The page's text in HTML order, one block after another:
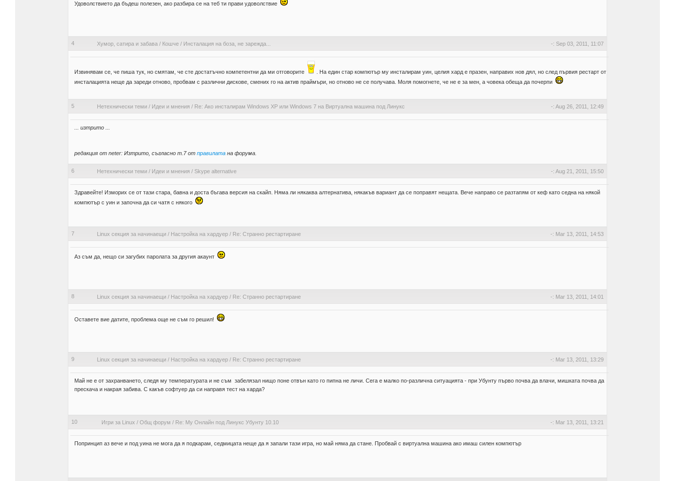
Удоволствието да бъдеш полезен, ако разбира се на теб ти прави удоволствие
4 Хумор, сатира и забава / Кошче / Инсталация на боза, не зарежда... -: Sep 03, 2011, 11:07
Извинявам се, че пиша тук, но смятам, че сте достатъчно компетентни да ми отговорите
. На един стар компютър му инсталирам уин, целия хард е празен, направих нов дял, но след първия рестарт от
инсталацията неще да зареди отново, пробвам с различни дискове, смених го на актив праймъри, но отново не се получава. Моля помогнете, че не е за мен, а човека обеща да почерпи
5 Нетехнически теми / Идеи и мнения / Re: Ако инсталирам Windows XP или Windows 7 на Виртуална машина под Линукс -: Aug 26, 2011, 12:49
... изтрито ...
редакция от neter: Изтрито, съгласно т.7 от правилата на форума.
6 Нетехнически теми / Идеи и мнения / Skype alternative -: Aug 21, 2011, 15:50
Здравейте! Изморих се от тази стара, бавна и доста бъгава версия на скайп. Няма ли някаква алтернатива, някакъв вариант да се поправят нещата. Вече направо се разтапям от кеф като седна на някой
компютър с уин и започна да си чатя с някого
7 Linux секция за начинаещи / Настройка на хардуер / Re: Странно рестартиране -: Mar 13, 2011, 14:53
Аз съм да, нещо си загубих паролата за другия акаунт
8 Linux секция за начинаещи / Настройка на хардуер / Re: Странно рестартиране -: Mar 13, 2011, 14:01
Оставете вие датите, проблема още не съм го решил!
9 Linux секция за начинаещи / Настройка на хардуер / Re: Странно рестартиране -: Mar 13, 2011, 13:29
Май не е от захранването, следя му температурата и не съм забелязал нищо поне отвън като го пипна не личи. Сега е малко по-различна ситуацията - при Убунту първо почва да влачи, мишката почва да
прескача и накрая забива. С какъв софтуер да си направя тест на харда?
10 Игри за Linux / Общ форум / Re: Му Онлайн под Линукс Убунту 10.10 -: Mar 13, 2011, 13:21
Попринцип аз вече и под уина не мога да я подкарам, седмицата неще да я запали тази игра, но май няма да стане. Пробвай с виртуална машина ако имаш силен компютър